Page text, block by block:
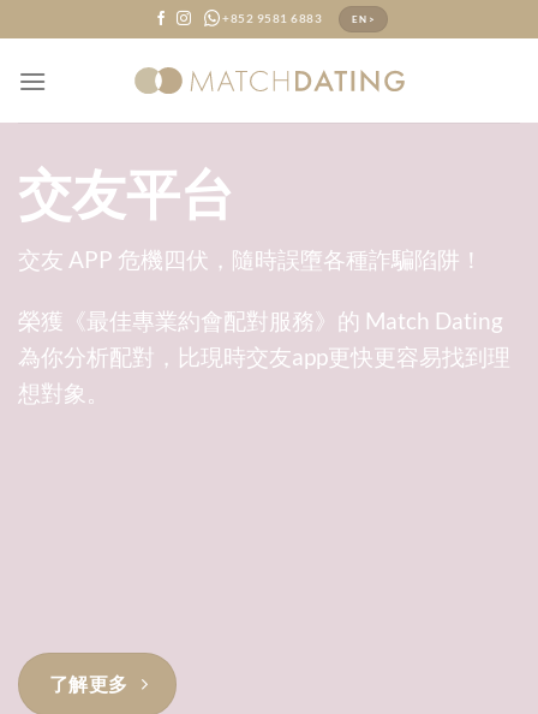
to
content
+852 9581 6883 EN >
交友平台
交友 APP 危機四伏，隨時誤墮各種詐騙陷阱！
榮獲《最佳專業約會配對服務》的 Match Dating
為你分析配對，比現時交友app更快更容易找到理
想對象。
了解更多